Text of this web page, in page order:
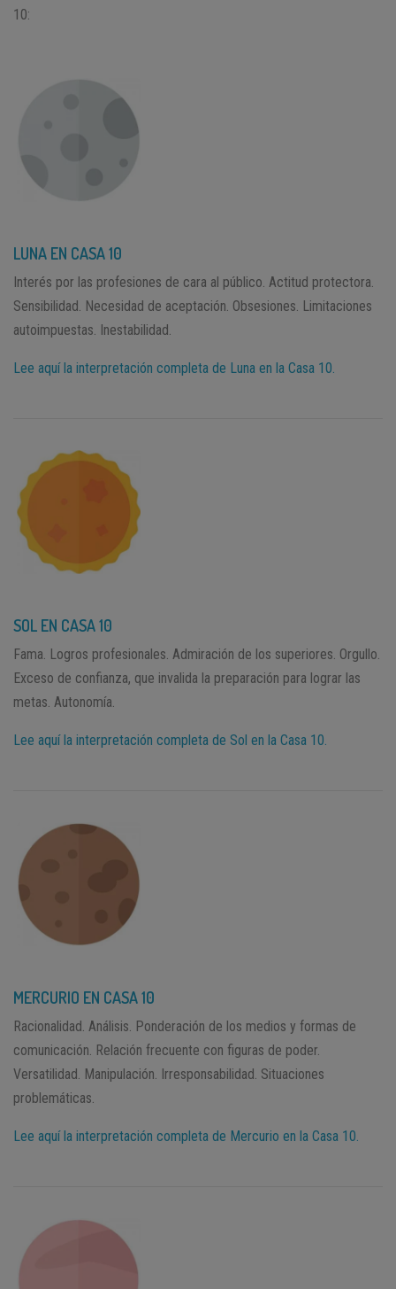
10:
LUNA EN CASA 10
Interés por las profesiones de cara al público. Actitud protectora.
Sensibilidad. Necesidad de aceptación. Obsesiones. Limitaciones
autoimpuestas. Inestabilidad.
Lee aquí la interpretación completa de Luna en la Casa 10.
SOL EN CASA 10
Fama. Logros profesionales. Admiración de los superiores. Orgullo.
Exceso de confianza, que invalida la preparación para lograr las
metas. Autonomía.
Lee aquí la interpretación completa de Sol en la Casa 10.
MERCURIO EN CASA 10
Racionalidad. Análisis. Ponderación de los medios y formas de
comunicación. Relación frecuente con figuras de poder.
Versatilidad. Manipulación. Irresponsabilidad. Situaciones
problemáticas.
Lee aquí la interpretación completa de Mercurio en la Casa 10.